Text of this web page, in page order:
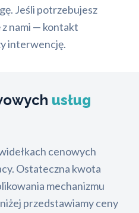
Jeśli potrzebujesz
nami — kontakt
interwencję.
usług
cenowych
Ostateczna kwota
mechanizmu
przedstawiamy ceny